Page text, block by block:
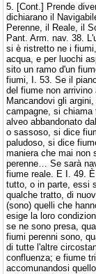
5. [Cont.] Prende
dichiarano il
Perenne, il Reale, il
Pant. Arm. nav. 38.
si è ristretto ne i
acqua, e per luochi
sito un ramo d'un
fiumi, I. 53. Se il
del fiume non
Mancandovi gli
campagne, si
alveo abbandonato
o sassoso, si dice
paludoso, si dice
maniera che mai non
perenne… Se sarà
fiume reale. E I. 49.
tutto, o in parte, essi
qualche tratto, di
(sono) quelli che
esige la loro
se ne sono presa,
fiumi perenni sono,
di tutte l'altre
confluenza; e fiume
accomunandosi